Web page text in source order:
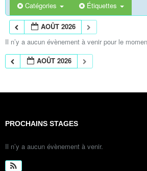
Catégories Étiquettes
AOÛT 2026
Il n’y a aucun évènement à venir pour le
AOÛT 2026
PROCHAINS STAGES
Il n’y a aucun évènement à venir.